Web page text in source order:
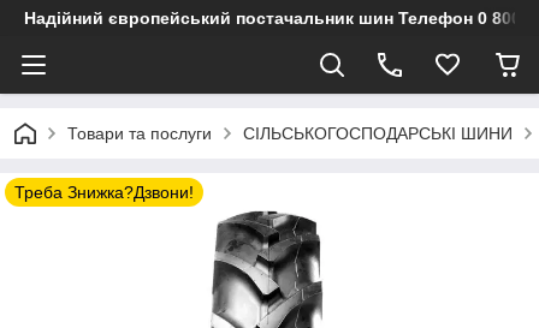
Надійний європейський постачальник шин Телефон 0 800
Товари та послуги СІЛЬСЬКОГОСПОДАРСЬКІ ШИНИ
Треба Знижка?Дзвони!